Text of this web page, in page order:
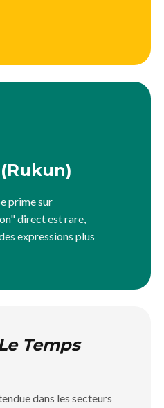
prime sur
direct est rare,
expressions plus
Temps
dans les secteurs